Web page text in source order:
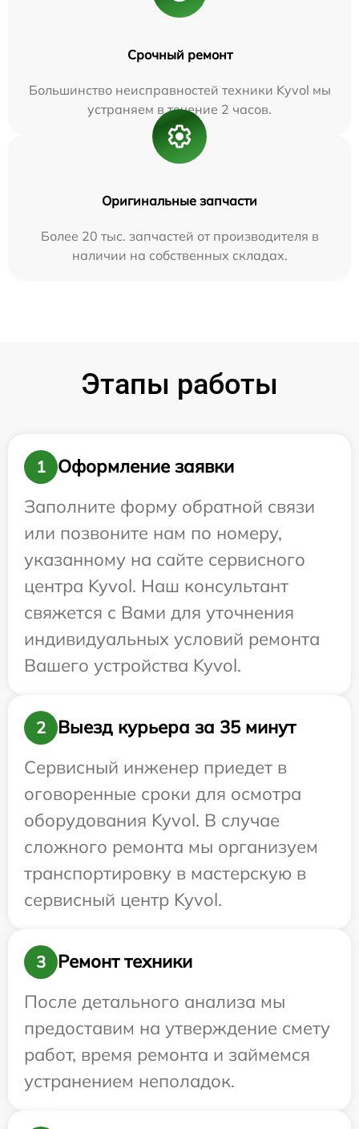
Срочный ремонт
Большинство неисправностей техники Kyvol мы
устраняем в течение 2 часов.
Оригинальные запчасти
Более 20 тыс. запчастей от производителя в
наличии на собственных складах.
Этапы работы
1
Оформление заявки
Заполните форму обратной связи
или позвоните нам по номеру,
указанному на сайте сервисного
центра Kyvol. Наш консультант
свяжется с Вами для уточнения
индивидуальных условий ремонта
Вашего устройства Kyvol.
2
Выезд курьера за 35 минут
Сервисный инженер приедет в
оговоренные сроки для осмотра
оборудования Kyvol. В случае
сложного ремонта мы организуем
транспортировку в мастерскую в
сервисный центр Kyvol.
3
Ремонт техники
После детального анализа мы
предоставим на утверждение смету
работ, время ремонта и займемся
устранением неполадок.